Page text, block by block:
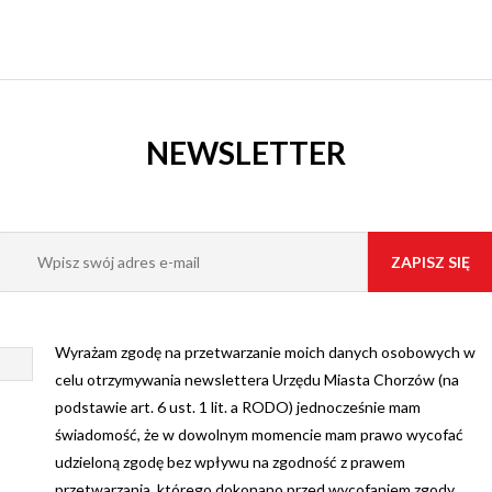
NEWSLETTER
Wyrażam zgodę na przetwarzanie moich danych osobowych w
celu otrzymywania newslettera Urzędu Miasta Chorzów (na
podstawie art. 6 ust. 1 lit. a RODO) jednocześnie mam
świadomość, że w dowolnym momencie mam prawo wycofać
udzieloną zgodę bez wpływu na zgodność z prawem